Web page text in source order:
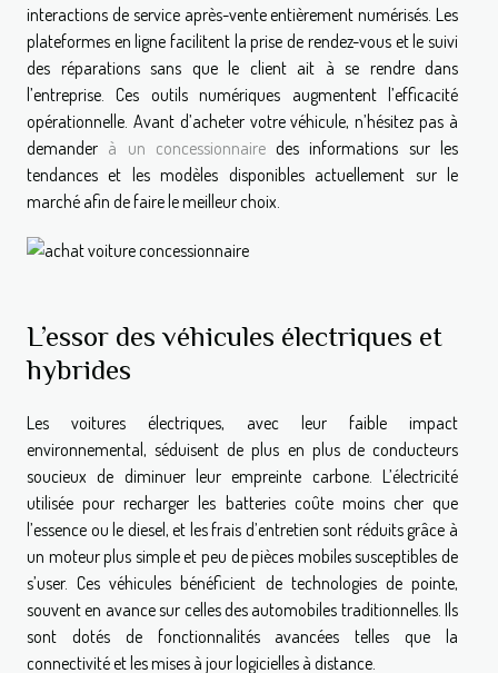
interactions de service après-vente entièrement numérisés. Les
plateformes en ligne facilitent la prise de rendez-vous et le suivi
des réparations sans que le client ait à se rendre dans
l’entreprise. Ces outils numériques augmentent l’efficacité
opérationnelle. Avant d’acheter votre véhicule, n’hésitez pas à
demander à un concessionnairedes informations sur les
tendances et les modèles disponibles actuellement sur le
marché afin de faire le meilleur choix.
L’essor des véhicules électriques et
hybrides
Les voitures électriques, avec leur faible impact
environnemental, séduisent de plus en plus de conducteurs
soucieux de diminuer leur empreinte carbone. L’électricité
utilisée pour recharger les batteries coûte moins cher que
l’essence ou le diesel, et les frais d’entretien sont réduits grâce à
un moteur plus simple et peu de pièces mobiles susceptibles de
s’user. Ces véhicules bénéficient de technologies de pointe,
souvent en avance sur celles des automobiles traditionnelles. Ils
sont dotés de fonctionnalités avancées telles que la
connectivité et les mises à jour logicielles à distance.